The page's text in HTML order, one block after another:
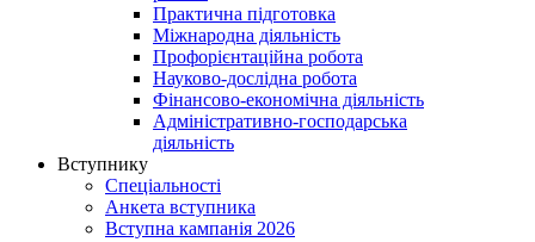
Практична підготовка
Міжнародна діяльність
Профорієнтаційна робота
Науково-дослідна робота
Фінансово-економічна діяльність
Адміністративно-господарська
діяльність
Вступнику
Спеціальності
Анкета вступника
Вступна кампанія 2026